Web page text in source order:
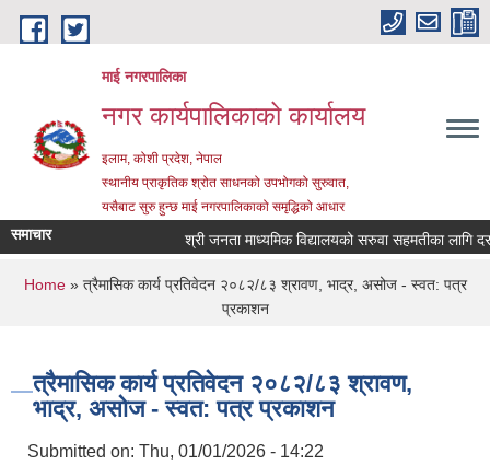
Skip to main content
माई नगरपालिका
नगर कार्यपालिकाको कार्यालय
इलाम, कोशी प्रदेश, नेपाल
स्थानीय प्राकृतिक श्रोत साधनको उपभोगको सुरुवात,
यसैबाट सुरु हुन्छ माई नगरपालिकाको समृद्धिको आधार
समाचार श्री जनता माध्यमिक विद्यालयको सरुवा सहमतीका लागि
You are here
Home» त्रैमासिक कार्य प्रतिवेदन २०८२/८३ श्रावण, भाद्र, असोज - स्वत: पत्र
प्रकाशन
त्रैमासिक कार्य प्रतिवेदन २०८२/८३ श्रावण,
भाद्र, असोज - स्वत: पत्र प्रकाशन
Submitted on: Thu, 01/01/2026 - 14:22